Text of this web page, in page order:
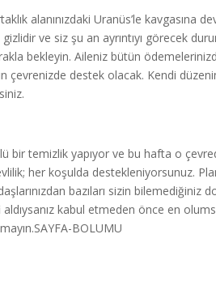
alanınızdaki Uranüs’le kavgasına
ve siz şu an ayrıntıyı görecek
bekleyin. Aileniz bütün
çevrenizde destek olacak. Kendi
bir temizlik yapıyor ve bu hafta o
her koşulda destekleniyorsunuz.
bazıları sizin bilemediğiniz
kabul etmeden önce en
BOLUMU